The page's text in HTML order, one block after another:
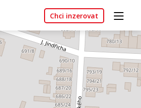
Chci inzerovat